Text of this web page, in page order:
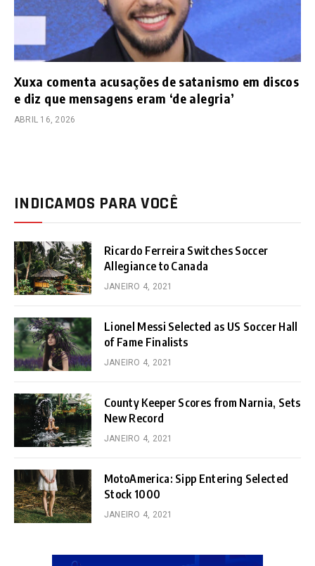
Xuxa comenta acusações de satanismo em discos
e diz que mensagens eram ‘de alegria’
ABRIL 16, 2026
INDICAMOS PARA VOCÊ
Ricardo Ferreira Switches Soccer
Allegiance to Canada
JANEIRO 4, 2021
Lionel Messi Selected as US Soccer Hall
of Fame Finalists
JANEIRO 4, 2021
County Keeper Scores from Narnia, Sets
New Record
JANEIRO 4, 2021
MotoAmerica: Sipp Entering Selected
Stock 1000
JANEIRO 4, 2021